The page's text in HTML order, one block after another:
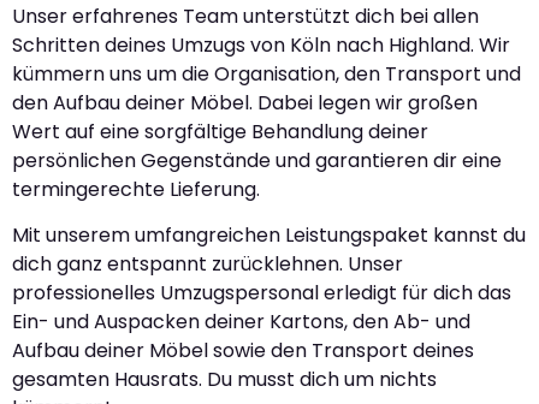
Unser erfahrenes Team unterstützt dich bei allen
Schritten deines Umzugs von Köln nach Highland. Wir
kümmern uns um die Organisation, den Transport und
den Aufbau deiner Möbel. Dabei legen wir großen
Wert auf eine sorgfältige Behandlung deiner
persönlichen Gegenstände und garantieren dir eine
termingerechte Lieferung.
Mit unserem umfangreichen Leistungspaket kannst du
dich ganz entspannt zurücklehnen. Unser
professionelles Umzugspersonal erledigt für dich das
Ein- und Auspacken deiner Kartons, den Ab- und
Aufbau deiner Möbel sowie den Transport deines
gesamten Hausrats. Du musst dich um nichts